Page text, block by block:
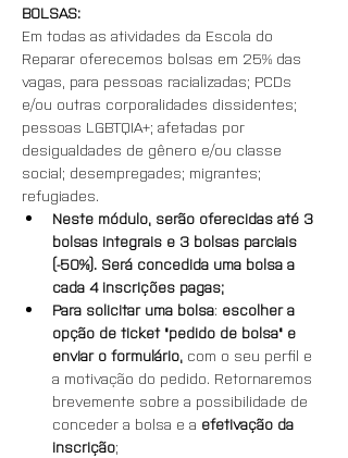
BOLSAS:
Em todas as atividades da Escola do
Reparar oferecemos bolsas em 25% das
vagas, para pessoas racializadas; PCDs
e/ou outras corporalidades dissidentes;
pessoas LGBTQIA+; afetadas por
desigualdades de gênero e/ou classe
social; desempregades; migrantes;
refugiades.
Neste módulo, serão oferecidas até 3
bolsas integrais e 3 bolsas parciais
(-50%). Será concedida uma bolsa a
cada 4 inscrições pagas;
Para solicitar uma bolsa: escolher a
opção de ticket "pedido de bolsa" e
enviar o formulário, com o seu perfil e
a motivação do pedido. Retornaremos
brevemente sobre a possibilidade de
conceder a bolsa e a efetivação da
inscrição;